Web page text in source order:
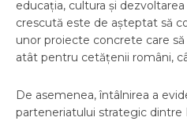
educația, cultura și
crescută este de așteptat să
unor proiecte concrete care
atât pentru cetățenii români,
De asemenea, întâlnirea a
parteneriatului strategic dintre